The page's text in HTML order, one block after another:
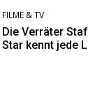
FILME & TV
Die Verräter
Star kennt jede